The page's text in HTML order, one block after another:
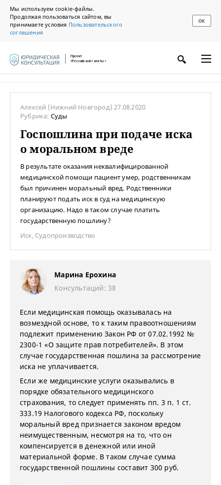
Мы используем cookie-файлы.
Продолжая пользоваться сайтом, вы
принимаете условия Пользовательского
соглашения
ОК
Проект
«Российской газеты»
Алексей (Нижний Новгород)27.08.2020
Рубрика: Суды
Госпошлина при подаче иска
о моральном вреде
В результате оказания неквалифицированной
медицинской помощи пациент умер, родственникам
был причинен моральный вред. Родственники
планируют подать иск в суд на медицинскую
организацию. Надо в таком случае платить
государственную пошлину?
Иск, Судопроизводство
Марина Ерохина
Консультаций: 38
Если медицинская помощь оказывалась на
возмездной основе, то к таким правоотношениям
подлежит применению Закон РФ от 07.02.1992 №
2300-1 «О защите прав потребителей». В этом
случае государственная пошлина за рассмотрение
иска не уплачивается.
Если же медицинские услуги оказывались в
порядке обязательного медицинского
страхования, то следует применять пп. 3 п. 1 ст.
333.19 Налогового кодекса РФ, поскольку
моральный вред признается законом вредом
неимущественным, несмотря на то, что он
компенсируется в денежной или иной
материальной форме. В таком случае сумма
государственной пошлины составит 300 руб.